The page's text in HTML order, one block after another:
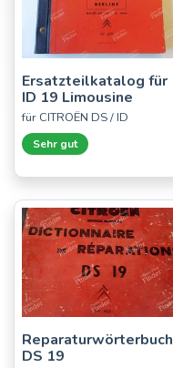
Ersatzteilkatalog für
ID 19 Limousine
für CITROËN DS / ID
Sehr gut
Reparaturwörterbuch
DS 19